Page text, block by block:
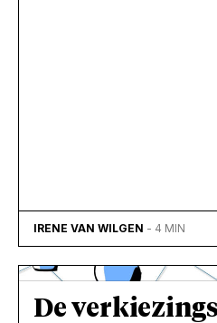
IRENE VAN WILGEN - 4 MIN
De